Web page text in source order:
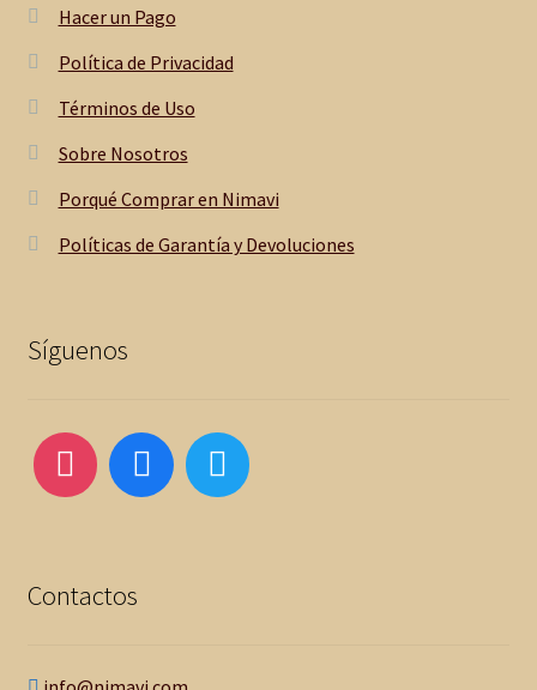
Hacer un Pago
Política de Privacidad
Términos de Uso
Sobre Nosotros
Porqué Comprar en Nimavi
Políticas de Garantía y Devoluciones
Síguenos
Contactos